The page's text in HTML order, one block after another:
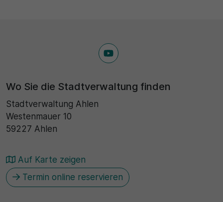
Wo Sie die Stadtverwaltung finden
Stadtverwaltung Ahlen
Westenmauer 10
59227 Ahlen
Auf Karte zeigen
Termin online reservieren